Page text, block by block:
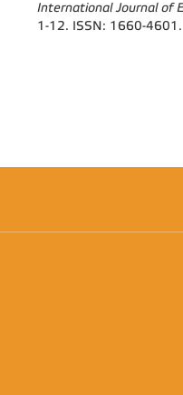
International Journal of
1-12. ISSN: 1660-4601.